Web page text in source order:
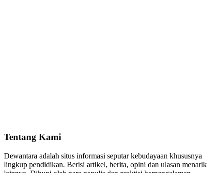
Tentang Kami
Dewantara adalah situs informasi seputar kebudayaan khususnya
lingkup pendidikan. Berisi artikel, berita, opini dan ulasan menarik